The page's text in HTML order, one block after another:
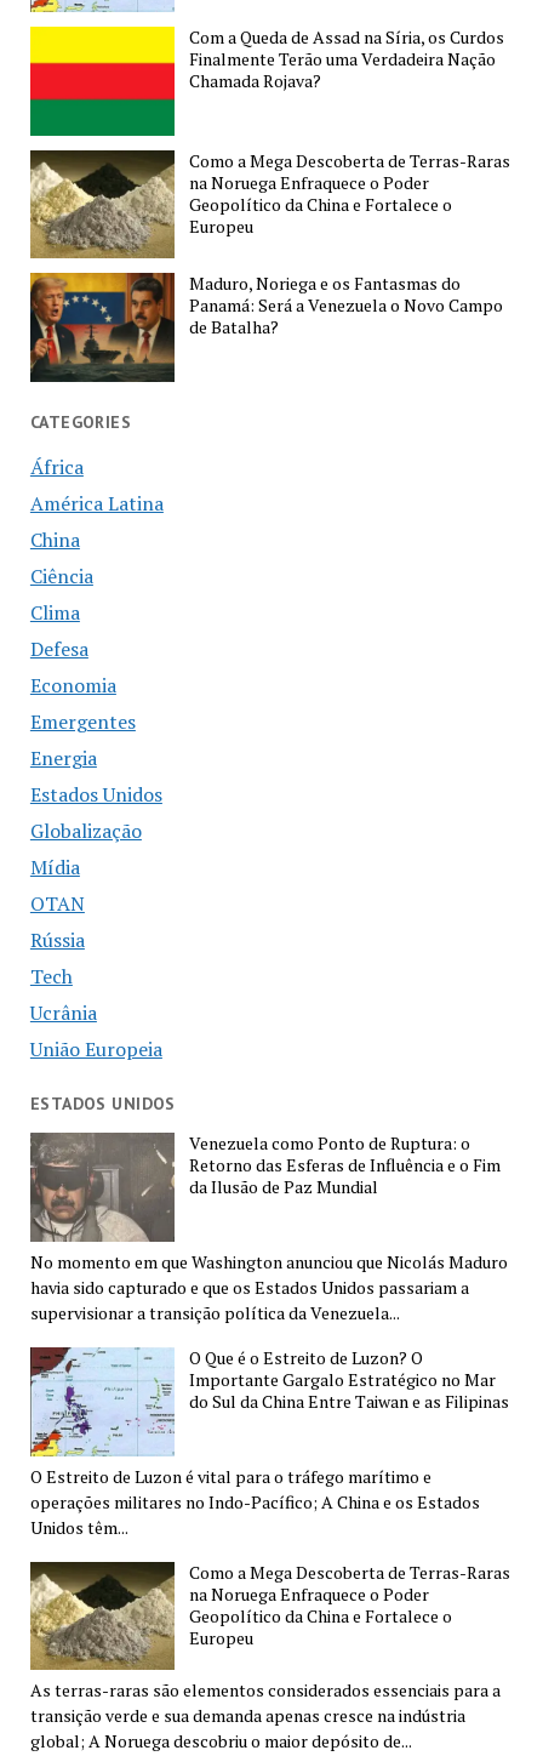
Com a Queda de Assad na Síria, os Curdos
Finalmente Terão uma Verdadeira Nação
Chamada Rojava?
Como a Mega Descoberta de Terras-Raras
na Noruega Enfraquece o Poder
Geopolítico da China e Fortalece o
Europeu
Maduro, Noriega e os Fantasmas do
Panamá: Será a Venezuela o Novo Campo
de Batalha?
CATEGORIES
África
América Latina
China
Ciência
Clima
Defesa
Economia
Emergentes
Energia
Estados Unidos
Globalização
Mídia
OTAN
Rússia
Tech
Ucrânia
União Europeia
ESTADOS UNIDOS
Venezuela como Ponto de Ruptura: o
Retorno das Esferas de Influência e o Fim
da Ilusão de Paz Mundial
No momento em que Washington anunciou que Nicolás Maduro
havia sido capturado e que os Estados Unidos passariam a
supervisionar a transição política da Venezuela...
O Que é o Estreito de Luzon? O
Importante Gargalo Estratégico no Mar
do Sul da China Entre Taiwan e as Filipinas
O Estreito de Luzon é vital para o tráfego marítimo e
operações militares no Indo-Pacífico; A China e os Estados
Unidos têm...
Como a Mega Descoberta de Terras-Raras
na Noruega Enfraquece o Poder
Geopolítico da China e Fortalece o
Europeu
As terras-raras são elementos considerados essenciais para a
transição verde e sua demanda apenas cresce na indústria
global; A Noruega descobriu o maior depósito de...